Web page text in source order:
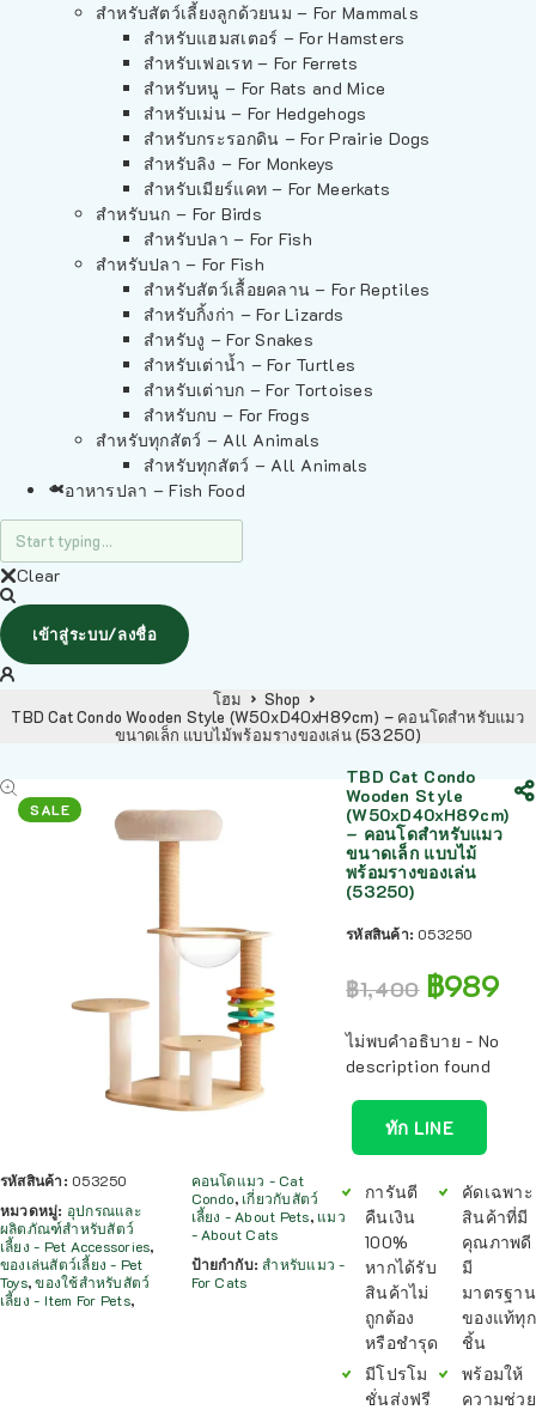
สำหรับสัตว์เลี้ยงลูกด้วยนม – For Mammals
สำหรับแฮมสเตอร์ – For Hamsters
สำหรับเฟอเรท – For Ferrets
สำหรับหนู – For Rats and Mice
สำหรับเม่น – For Hedgehogs
สำหรับกระรอกดิน – For Prairie Dogs
สำหรับลิง – For Monkeys
สำหรับเมียร์แคท – For Meerkats
สำหรับนก – For Birds
สำหรับปลา – For Fish
สำหรับปลา – For Fish
สำหรับสัตว์เลื้อยคลาน – For Reptiles
สำหรับกิ้งก่า – For Lizards
สำหรับงู – For Snakes
สำหรับเต่าน้ำ – For Turtles
สำหรับเต่าบก – For Tortoises
สำหรับกบ – For Frogs
สำหรับทุกสัตว์ – All Animals
สำหรับทุกสัตว์ – All Animals
อาหารปลา – Fish Food
Clear
เข้าสู่ระบบ/ลงชื่อ
โฮม
Shop
TBD Cat Condo Wooden Style (W50xD40xH89cm) – คอนโดสำหรับแมว
ขนาดเล็ก แบบไม้พร้อมรางของเล่น (53250)
SALE
รหัสสินค้า: 053250
หมวดหมู่: อุปกรณและ
ผลิตภัณฑ์สำหรับสัตว์
เลี้ยง - Pet Accessories,
ของเล่นสัตว์เลี้ยง - Pet
Toys,ของใช้สำหรับสัตว์
เลี้ยง - Item For Pets,
คอนโดแมว - Cat
Condo, เกี่ยวกับสัตว์
เลี้ยง - About Pets, แมว
- About Cats
ป้ายกำกับ:สำหรับแมว -
For Cats
TBD Cat Condo
Wooden Style
(W50xD40xH89cm)
– คอนโดสำหรับแมว
ขนาดเล็ก แบบไม้
พร้อมรางของเล่น
(53250)
รหัสสินค้า: 053250
฿1,400 ฿989
ไม่พบคำอธิบาย - No
description found
ทัก LINE
การันตี
คืนเงิน
100%
หากได้รับ
สินค้าไม่
ถูกต้อง
หรือชำรุด
มีโปรโม
ชั่นส่งฟรี
คัดเฉพาะ
สินค้าที่มี
คุณภาพดี
มี
มาตรฐาน
ของแท้ทุก
ชิ้น
พร้อมให้
ความช่วย